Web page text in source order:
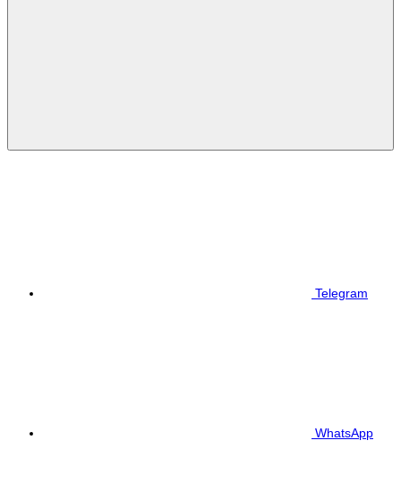
Telegram
WhatsApp